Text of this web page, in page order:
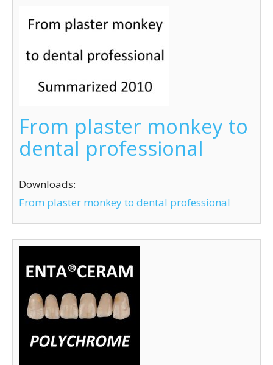
From plaster monkey to
dental professional
Downloads:
From plaster monkey to dental professional